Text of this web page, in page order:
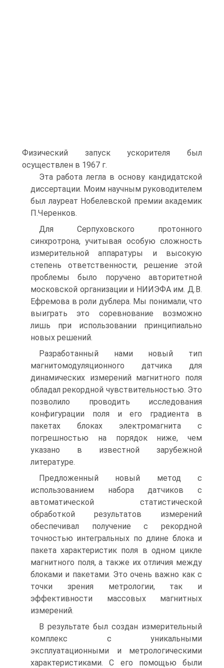
Физический запуск ускорителя был
осуществлен в 1967 г.
Эта работа легла в основу кандидатской
диссертации. Моим научным руководителем
был лауреат Нобелевской премии академик
П.Черенков.
Для Серпуховского протонного
синхротрона, учитывая особую сложность
измерительной аппаратуры и высокую
степень ответственности, решение этой
проблемы было поручено авторитетной
московской организации и НИИЭФА им. Д.В.
Ефремова в роли дублера. Мы понимали, что
выиграть это соревнование возможно
лишь при использовании принципиально
новых решений.
Разработанный нами новый тип
магнитомодуляционного датчика для
динамических измерений магнитного поля
обладал рекордной чувствительностью. Это
позволило проводить исследования
конфигурации поля и его градиента в
пакетах блоках электромагнита с
погрешностью на порядок ниже, чем
указано в известной зарубежной
литературе.
Предложенный новый метод с
использованием набора датчиков с
автоматической статистической
обработкой результатов измерений
обеспечивал получение с рекордной
точностью интегральных по длине блока и
пакета характеристик поля в одном цикле
магнитного поля, а также их отличия между
блоками и пакетами. Это очень важно как с
точки зрения метрологии, так и
эффективности массовых магнитных
измерений.
В результате был создан измерительный
комплекс с уникальными
эксплуатационными и метрологическими
характеристиками. C его помощью были